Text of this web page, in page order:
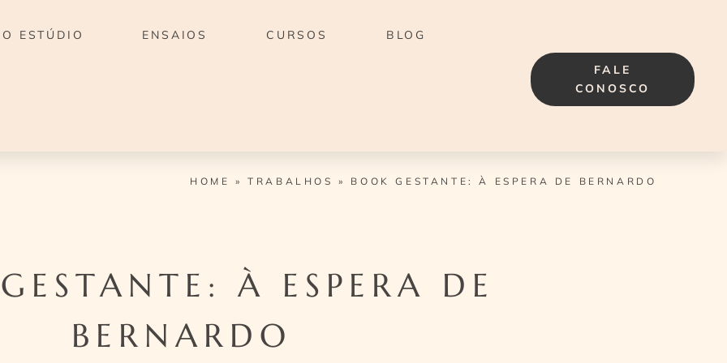
O ESTÚDIO ENSAIOS CURSOS BLOG
FALE
CONOSCO
HOME »TRABALHOS » BOOK GESTANTE: À ESPERA DE BERNARDO
À ESPERA DE
BERNARDO